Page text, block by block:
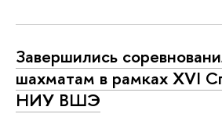
Завершились
шахматам в рамках XVI
НИУ ВШЭ